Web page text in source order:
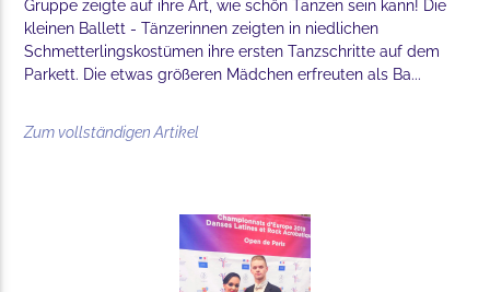
Gruppe zeigte auf ihre Art, wie schön Tanzen sein kann! Die
kleinen Ballett - Tänzerinnen zeigten in niedlichen
Schmetterlingskostümen ihre ersten Tanzschritte auf dem
Parkett. Die etwas größeren Mädchen erfreuten als Ba...
Zum vollständigen Artikel